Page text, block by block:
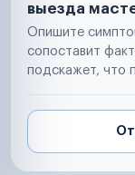
выезда
Опишите
сопоставит
подскажет, что